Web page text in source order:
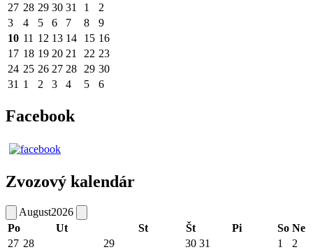
27 28 29 30 31 1
2
3
4 5 6 7 8
9
10 11 12 13 14 15 16
17 18 19 20 21 22 23
24 25 26 27 28 29 30
31 1 2 3 4 5 6
Facebook
Zvozový kalendár
August2026
Po
Ut St Št Pi So Ne
27 28 29 30 31 1 2